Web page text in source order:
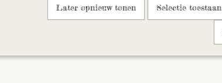
Later opnieuw tonen Selectie toestaan